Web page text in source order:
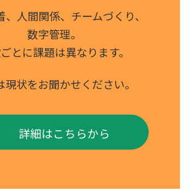
、人間関係、チームづくり、
数字管理。
とに課題は異なります。
現状をお聞かせください。
詳細はこちらから